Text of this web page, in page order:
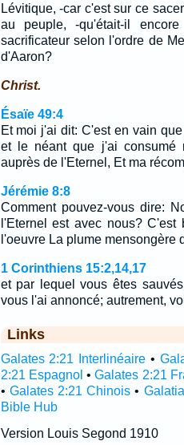
Lévitique, -car c'est sur ce
au peuple, -qu'était-il
sacrificateur selon l'ordre de
d'Aaron?
Christ.
Ésaïe 49:4
Et moi j'ai dit: C'est en vain
et le néant que j'ai consumé
auprès de l'Eternel, Et ma
Jérémie 8:8
Comment pouvez-vous dire:
l'Eternel est avec nous?
l'oeuvre La plume mensongère
1 Corinthiens 15:2,14,17
et par lequel vous êtes
vous l'ai annoncé; autrement,
Links
Galates 2:21 Interlinéaire •
2:21 Espagnol •Galates 2:21
• Galates 2:21 Chinois •
Bible Hub
Version Louis Segond 1910